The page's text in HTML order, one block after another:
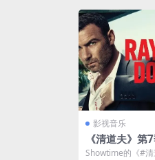
凯...
影视音乐
《清道夫》第
资源夸克网盘
Showtime的《#